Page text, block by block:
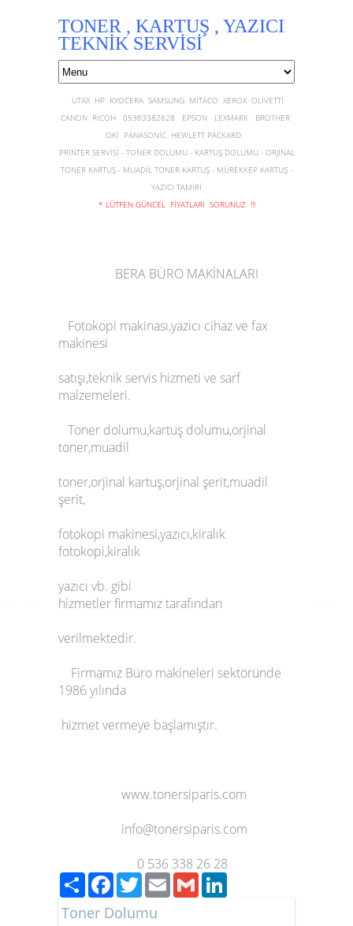
TONER , KARTUŞ , YAZICI
TEKNİK SERVİSİ
UTAX HP KYOCERA SAMSUNG MİTACO XEROX OLİVETTİ
CANON RİCOH 05363382628 EPSON LEXMARK BROTHER
OKİ PANASONİC HEWLETT PACKARD
PRİNTER SERVİSİ - TONER DOLUMU - KARTUŞ DOLUMU - ORJİNAL
TONER KARTUŞ - MUADİL TONER KARTUŞ - MÜREKKEP KARTUŞ -
YAZICI TAMİRİ
* LÜTFEN GÜNCEL FİYATLARI SORUNUZ !!!
BERA BÜRO MAKİNALARI
Fotokopi makinası,yazıcı cihazve fax
makinesi
satışı,teknik servis hizmeti ve sarf
malzemeleri.
Toner dolumu,kartuş dolumu,orjinal
toner,muadil
toner,orjinal kartuş,orjinal şerit,muadil
şerit,
fotokopi makinesi,yazıcı,kiralık
fotokopi,kiralık
yazıcı vb. gibi
hizmetler firmamız tarafından
verilmektedir.
Firmamız Büro makineleri sektöründe
1986 yılında
hizmet vermeye başlamıştır.
www.tonersiparis.com
info@tonersiparis.com
0 536 338 26 28
PaylaşFacebook
TwitterEmailGmail
Toner Dolumu